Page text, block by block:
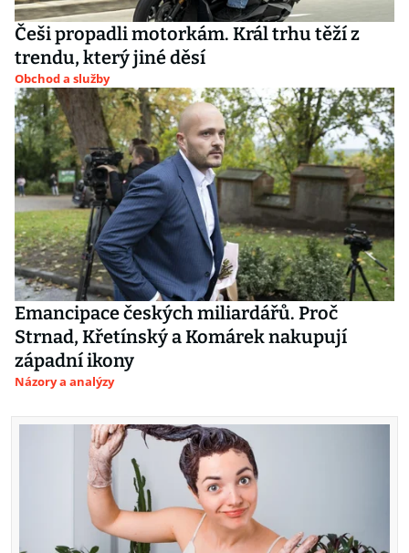
Češi propadli motorkám. Král trhu těží z
trendu, který jiné děsí
Obchod a služby
Emancipace českých miliardářů. Proč
Strnad, Křetínský a Komárek nakupují
západní ikony
Názory a analýzy